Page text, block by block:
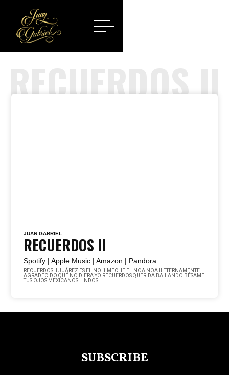
RECUERDOS II
JUAN GABRIEL
RECUERDOS II
Spotify |Apple Music |Amazon | Pandora
RECUERDOS II JUÁREZ ES EL NO.1 MECHE EL NOA NOA II ETERNAMENTE
AGRADECIDO QUÉ NO DIERA YO RECUERDOS QUERIDA BAILANDO BÉSAME
TUS OJOS MEXICANOS LINDOS
SUBSCRIBE